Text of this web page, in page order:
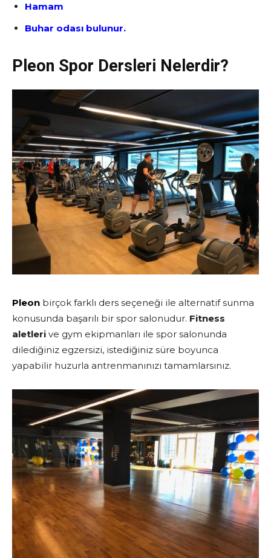
Hamam
Buhar odası bulunur.
Pleon Spor Dersleri Nelerdir?
Pleon birçok farklı ders seçeneği ile alternatif sunma
konusunda başarılı bir spor salonudur. Fitness
aletleri ve gym ekipmanları ile spor salonunda
dilediğiniz egzersizi, istediğiniz süre boyunca
yapabilir huzurla antrenmanınızı tamamlarsınız.